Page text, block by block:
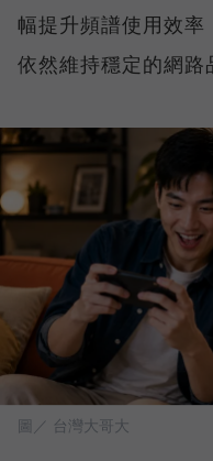
幅提升頻譜使用效
依然維持穩定的網路
圖／ 台灣大哥大